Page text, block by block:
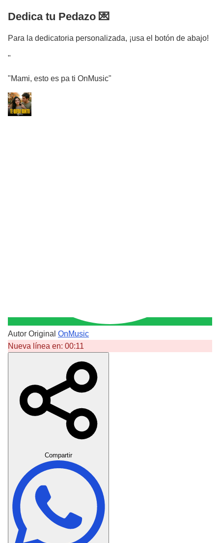
Dedica tu Pedazo 💌
Para la dedicatoria personalizada, ¡usa el botón de abajo!
"
"Mami, esto es pa ti OnMusic"
Autor Original OnMusic
Nueva línea en: 00:11
Compartir